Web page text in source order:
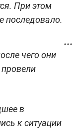
При этом
последовало.
чего они
в
к ситуации